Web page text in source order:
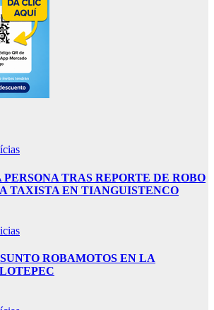
TRAS REPORTE DE ROBO
TAXISTA EN TIANGUISTENCO
ROBAMOTOS EN LA